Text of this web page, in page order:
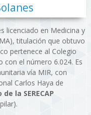
licenciado en Medicina y
titulación que obtuvo
pertenece al Colegio
con el número 6.024. Es
vía MIR, con
Carlos Haya de
la SERECAP